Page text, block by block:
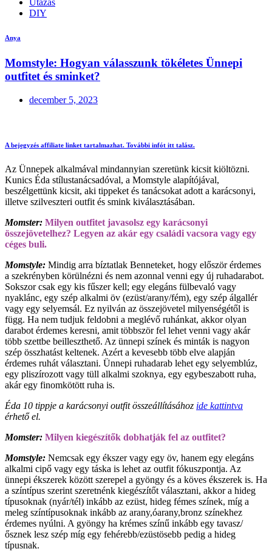
Utazás
DIY
Anya
Momstyle: Hogyan válasszunk tökéletes Ünnepi
outfitet és sminket?
december 5, 2023
A bejegyzés affiliate linket tartalmazhat. További infót itt talász.
Az Ünnepek alkalmával mindannyian szeretünk kicsit kiöltözni.
Kunics Éda stílustanácsadóval, a Momstyle alapítójával,
beszélgettünk kicsit, aki tippeket és tanácsokat adott a karácsonyi,
illetve szilveszteri outfit és smink kiválasztásában.
Momster: Milyen outfitet javasolsz egy karácsonyi
összejövetelhez? Legyen az akár egy családi vacsora vagy egy
céges buli.
Momstyle: Mindig arra bíztatlak Benneteket, hogy először érdemes
a szekrényben körülnézni és nem azonnal venni egy új ruhadarabot.
Sokszor csak egy kis fűszer kell; egy elegáns fülbevaló vagy
nyaklánc, egy szép alkalmi öv (ezüst/arany/fém), egy szép álgallér
vagy egy selyemsál. Ez nyilván az összejövetel milyenségétől is
függ. Ha nem tudjuk feldobni a meglévő ruhánkat, akkor olyan
darabot érdemes keresni, amit többször fel lehet venni vagy akár
több szettbe beilleszthető. Az ünnepi színek és minták is nagyon
szép összhatást keltenek. Azért a kevesebb több elve alapján
érdemes ruhát választani. Ünnepi ruhadarab lehet egy selyemblúz,
egy pliszírozott vagy tüll alkalmi szoknya, egy egybeszabott ruha,
akár egy finomkötött ruha is.
Éda 10 tippje a karácsonyi outfit összeállításához ide kattintva
érhető el.
Momster: Milyen kiegészítők dobhatják fel az outfitet?
Momstyle: Nemcsak egy ékszer vagy egy öv, hanem egy elegáns
alkalmi cipő vagy egy táska is lehet az outfit fókuszpontja. Az
ünnepi ékszerek között szerepel a gyöngy és a köves ékszerek is. Ha
a színtípus szerint szeretnénk kiegészítőt választani, akkor a hideg
típusoknak (nyár/tél) inkább az ezüst, hideg fémes színek, míg a
meleg színtípusoknak inkább az arany,óarany,bronz színekhez
érdemes nyúlni. A gyöngy ha krémes színű inkább egy tavasz/
ősznek lesz szép míg egy fehérebb/ezüstösebb pedig a hideg
típusnak.